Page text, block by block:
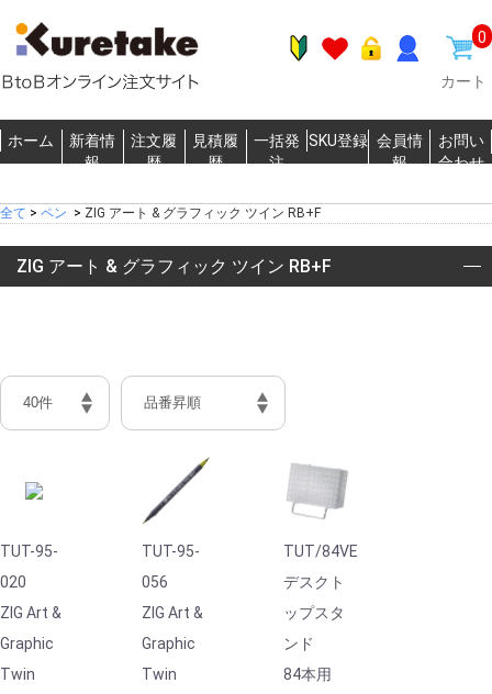
0
カート
ホーム
新着情
報
注文履
歴
見積履
歴
一括発
注
SKU登録 会員情
報
お問い
合わせ
全て > ペン > ZIG アート & グラフィック ツイン RB+F
ZIG アート & グラフィック ツイン RB+F
TUT-95-
020
ZIG Art &
Graphic
Twin
TUT-95-
056
ZIG Art &
Graphic
Twin
TUT/84VE
デスクト
ップスタ
ンド
84本用